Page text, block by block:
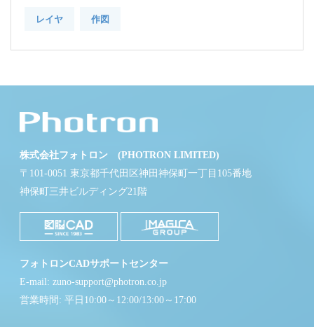
レイヤ 作図
株式会社フォトロン (PHOTRON LIMITED)
〒101-0051 東京都千代田区神田神保町一丁目105番地
神保町三井ビルディング21階
フォトロンCADサポートセンター
E-mail: zuno-support@photron.co.jp
営業時間: 平日10:00～12:00/13:00～17:00